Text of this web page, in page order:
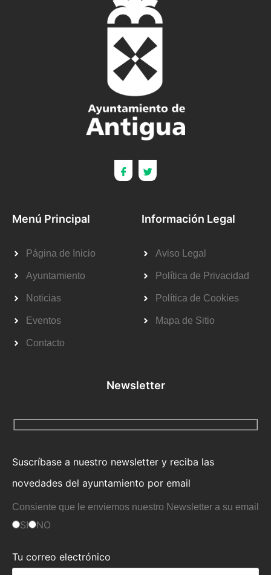
Menú Principal
Página de Inicio
Ayuntamiento
Noticias
Eventos
Contacto
Información Legal
Aviso Legal
Política de Privacidad
Política de Cookies
Mapa de Sitio
Newsletter
Suscríbase a nuestro newsletter y reciba las
novedades del ayuntamiento por email
Consiente que le enviemos nuestro Newsletter a su email
SI NO
Tu correo electrónico